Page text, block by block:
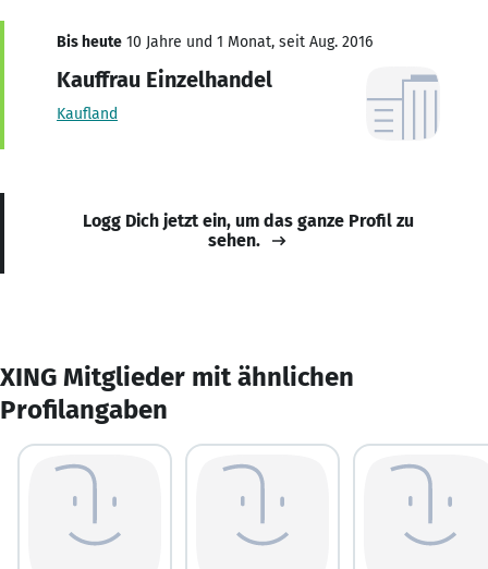
Bis heute 10 Jahre und 1 Monat, seit Aug. 2016
Kauffrau Einzelhandel
Kaufland
Logg Dich jetzt ein, um das ganze Profil zu
sehen.
XING Mitglieder mit ähnlichen
Profilangaben